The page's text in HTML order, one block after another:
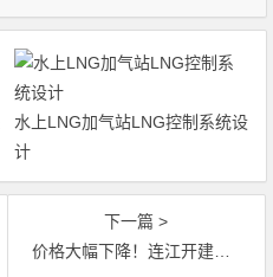
水上LNG加气站LNG控制系统设
计
下一篇 >
价格大幅下降！连江开建首个天然气门站